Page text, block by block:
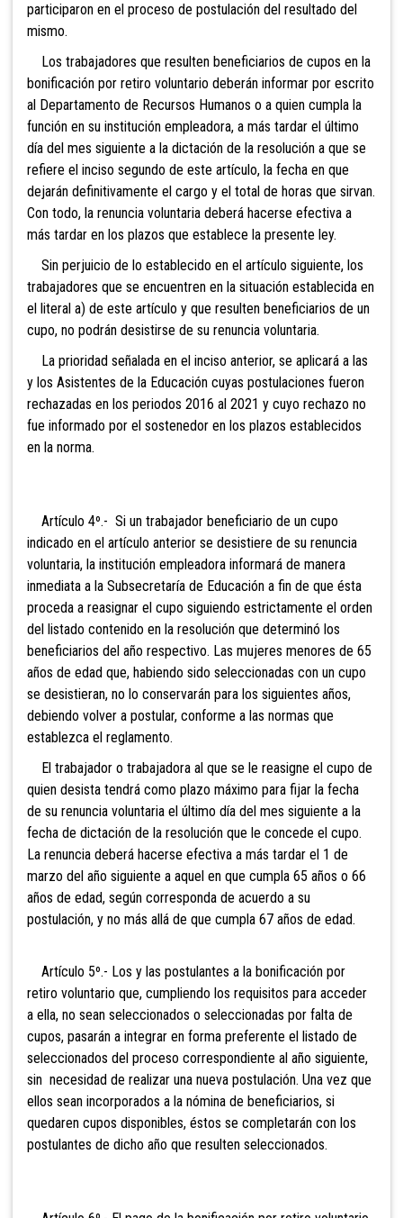
participaron en el proceso de postulación del resultado del
mismo.
Los trabajadores que resulten beneficiarios de cupos en la
bonificación por retiro voluntario deberán informar por escrito
al Departamento de Recursos Humanos o a quien cumpla la
función en su institución empleadora, a más tardar el último
día del mes siguiente a la dictación de la resolución a que se
refiere el inciso segundo de este artículo, la fecha en que
dejarán definitivamente el cargo y el total de horas que sirvan.
Con todo, la renuncia voluntaria deberá hacerse efectiva a
más tardar en los plazos que establece la presente ley.
Sin perjuicio de lo establecido en el artículo siguiente, los
trabajadores que se encuentren en la situación establecida en
el literal a) de este artículo y que resulten beneficiarios de un
cupo, no podrán desistirse de su renuncia voluntaria.
La prioridad señalada en el inciso anterior, se aplicará a las
y los Asistentes de la Educación cuyas postulaciones fueron
rechazadas en los periodos 2016 al 2021 y cuyo rechazo no
fue informado por el sostenedor en los plazos establecidos
en la norma.
Artículo 4º.- Si un trabajador beneficiario de un cupo
indicado en el artículo anterior se desistiere de su renuncia
voluntaria, la institución empleadora informará de manera
inmediata a la Subsecretaría de Educación a fin de que ésta
proceda a reasignar el cupo siguiendo estrictamente el orden
del listado contenido en la resolución que determinó los
beneficiarios del año respectivo. Las mujeres menores de 65
años de edad que, habiendo sido seleccionadas con un cupo
se desistieran, no lo conservarán para los siguientes años,
debiendo volver a postular, conforme a las normas que
establezca el reglamento.
El trabajador o trabajadora al que se le reasigne el cupo de
quien desista tendrá como plazo máximo para fijar la fecha
de su renuncia voluntaria el último día del mes siguiente a la
fecha de dictación de la resolución que le concede el cupo.
La renuncia deberá hacerse efectiva a más tardar el 1 de
marzo del año siguiente a aquel en que cumpla 65 años o 66
años de edad, según corresponda de acuerdo a su
postulación, y no más allá de que cumpla 67 años de edad.
Artículo 5º.- Los y las postulantes a la bonificación por
retiro voluntario que, cumpliendo los requisitos para acceder
a ella, no sean seleccionados o seleccionadas por falta de
cupos, pasarán a integrar en forma preferente el listado de
seleccionados del proceso correspondiente al año siguiente,
sin necesidad de realizar una nueva postulación. Una vez que
ellos sean incorporados a la nómina de beneficiarios, si
quedaren cupos disponibles, éstos se completarán con los
postulantes de dicho año que resulten seleccionados.